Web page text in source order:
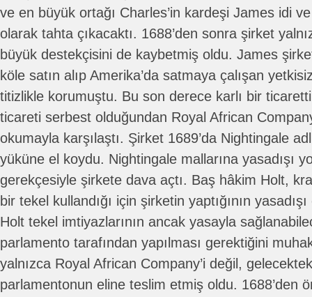
ve en büyük ortağı Charles’in kardeşi James idi
olarak tahta çıkacaktı. 1688’den sonra şirket
büyük destekçisini de kaybetmiş oldu. James
köle satın alıp Amerika’da satmaya çalışan
titizlikle korumuştu. Bu son derece karlı bir
ticareti serbest olduğundan Royal African
okumayla karşılaştı. Şirket 1689’da Nightingale
yüküne el koydu. Nightingale mallarına yasadışı
gerekçesiyle şirkete dava açtı. Baş hâkim Holt,
bir tekel kullandığı için şirketin yaptığının
Holt tekel imtiyazlarının ancak yasayla
parlamento tarafından yapılması gerektiğini
yalnızca Royal African Company’i değil,
parlamentonun eline teslim etmiş oldu. 1688’den